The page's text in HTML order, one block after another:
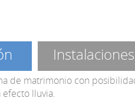
Instalaciones
de matrimonio con
lluvia.